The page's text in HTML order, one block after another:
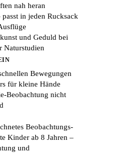
nah heran
in jeden Rucksack
und Geduld bei
Naturstudien
Bewegungen
für kleine Hände
Beobachtung nicht
Beobachtungs-
Kinder ab 8 Jahren –
und